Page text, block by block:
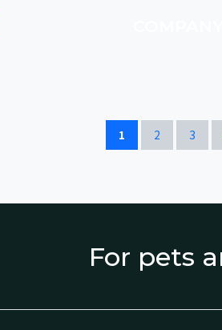
1 2
페이지 3
페이지
For pets